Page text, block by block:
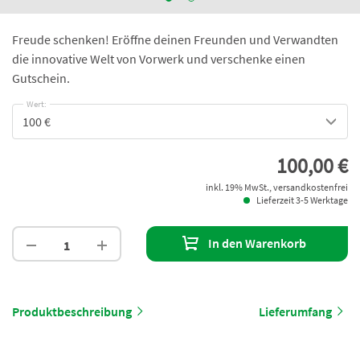
Freude schenken! Eröffne deinen Freunden und Verwandten
die innovative Welt von Vorwerk und verschenke einen
Gutschein.
Wert:
100 €
100,00 €
inkl. 19% MwSt., versandkostenfrei
Lieferzeit 3-5 Werktage
In den Warenkorb
Produktbeschreibung Lieferumfang